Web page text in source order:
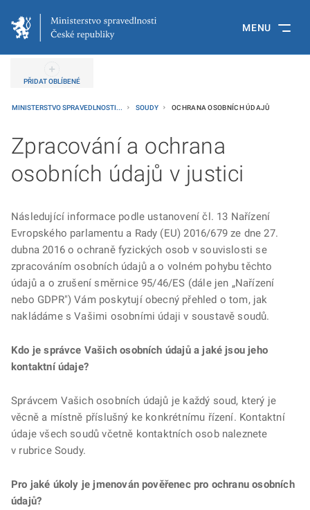
MENU
PŘIDAT OBLÍBENÉ
MINISTERSTVO SPRAVEDLNOSTI... SOUDY OCHRANA OSOBNÍCH ÚDAJŮ
Zpracování a ochrana
osobních údajů v justici
Následující informace podle ustanovení čl. 13 Nařízení
Evropského parlamentu a Rady (EU) 2016/679 ze dne 27.
dubna 2016 o ochraně fyzických osob v souvislosti se
zpracováním osobních údajů a o volném pohybu těchto
údajů a o zrušení směrnice 95/46/ES (dále jen „Nařízení
nebo GDPR") Vám poskytují obecný přehled o tom, jak
nakládáme s Vašimi osobními údaji v soustavě soudů.
Kdo je správce Vašich osobních údajů a jaké jsou jeho
kontaktní údaje?
Správcem Vašich osobních údajů je každý soud, který je
věcně a místně příslušný ke konkrétnímu řízení. Kontaktní
údaje všech soudů včetně kontaktních osob naleznete
v rubrice Soudy.
Pro jaké úkoly je jmenován pověřenec pro ochranu osobních
údajů?